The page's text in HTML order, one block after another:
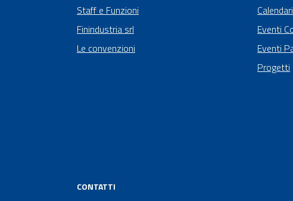
Staff e Funzioni
Finindustria srl
Le convenzioni
Eventi
Eventi
Progetti
CONTATTI